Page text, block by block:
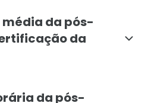
média da pós-
da
da pós-